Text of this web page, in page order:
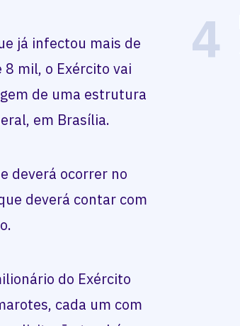
já infectou mais de
mil, o Exército vai
de uma estrutura
em Brasília.
deverá ocorrer no
deverá contar com
do Exército
cada um com
4